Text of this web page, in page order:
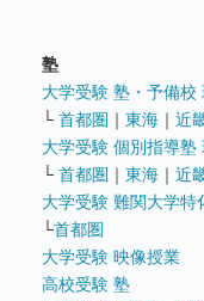
塾
大学受験 塾・予備校
└ 首都圏 ｜ 東海 ｜ 近
大学受験 個別指導塾
└ 首都圏 ｜ 東海 ｜ 近
大学受験 難関大学特
└首都圏
大学受験 映像授業
高校受験 塾